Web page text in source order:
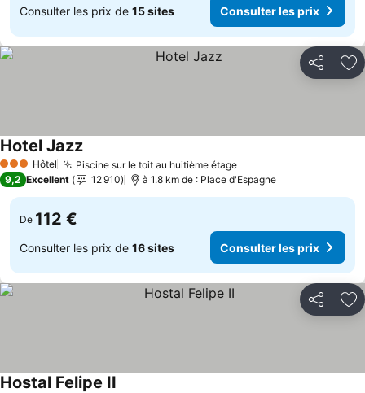
Consulter les prix de 15 sites Consulter les prix
Partager
3 ÉtoilesHôtel Piscine sur le toit au huitième étage
Hotel Jazz
9,2 Excellent 12 910 à 1.8 km de : Place d'Espagne
De 112 €
Consulter les prix de 16 sites Consulter les prix
Partager
Hostal Felipe II